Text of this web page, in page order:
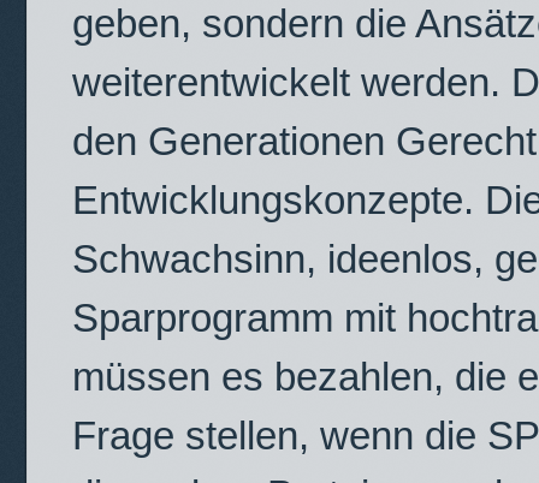
geben, sondern die
weiterentwickelt werden.
den Generationen
Entwicklungskonzepte.
Schwachsinn, ideenlos,
Sparprogramm mit
müssen es bezahlen, die
Frage stellen, wenn die